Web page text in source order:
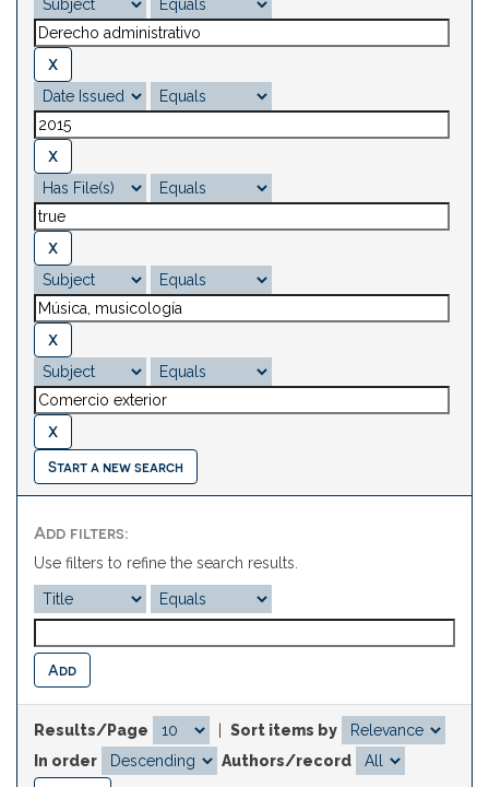
Start a new search
Add filters:
Use filters to refine the search results.
Results/Page
Sort items by
In order
Authors/record